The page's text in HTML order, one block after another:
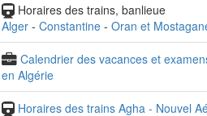
Horaires des trains, banlieue
Alger - Constantine - Oran et
Calendrier des vacances et
en Algérie
Horaires des trains Agha - Nouvel